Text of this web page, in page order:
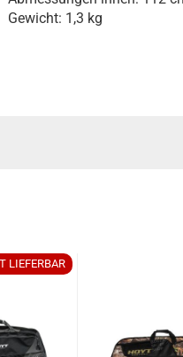
Gewicht: 1,3 kg
LIEFERBAR